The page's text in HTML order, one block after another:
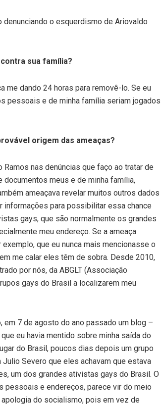
o esquerdismo de Ariovaldo
sua família?
me dando 24 horas para removê-lo. Se eu
pessoais e de minha família seriam jogados
origem das ameaças?
nas denúncias que faço ao tratar de
documentos meus e de minha família,
ameaçava revelar muitos outros dados
para possibilitar essa chance
gays, que são normalmente os grandes
meu endereço. Se a ameaça
que eu nunca mais mencionasse o
me calar eles têm de sobra. Desde 2010,
por nós, da ABGLT (Associação
gays do Brasil a localizarem meu
7 de agosto do ano passado um blog –
eu havia mentido sobre minha saída do
do Brasil, poucos dias depois um grupo
Julio Severo que eles achavam que estava
um dos grandes ativistas gays do Brasil. O
pessoais e endereços, parece vir do meio
do socialismo, pois em vez de